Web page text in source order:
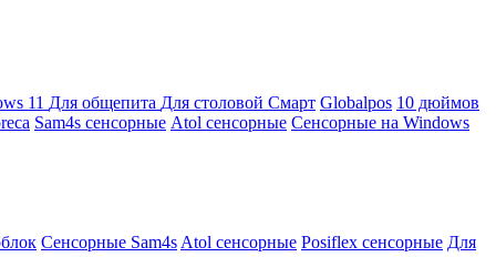
11 Для общепита Для столовой Смарт Globalpos 10 дюймов
Sam4s сенсорные Atol сенсорные Сенсорные на Windows
Сенсорные Sam4s Atol сенсорные Posiflex сенсорные Для